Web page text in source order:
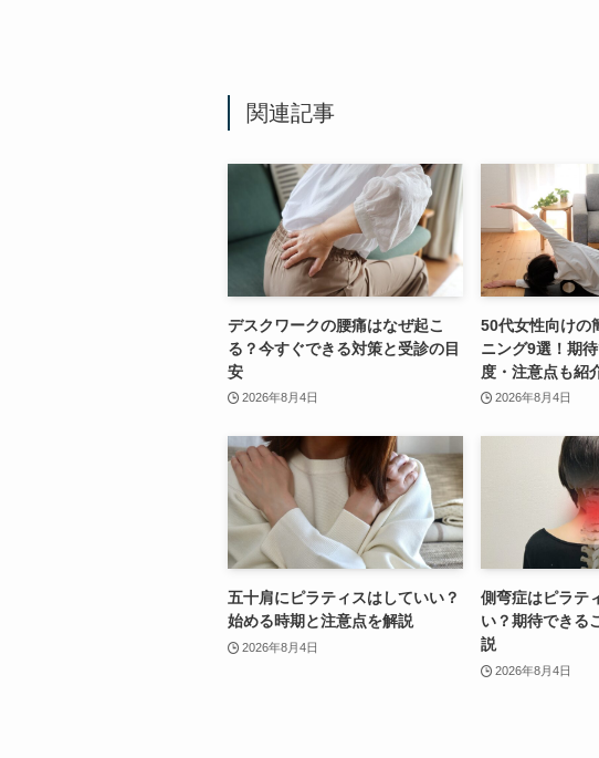
関連記事
デスクワークの腰痛はなぜ起こ
る？今すぐできる対策と受診の目
安
2026年8月4日
50代女性向けの
ニング9選！期
度・注意点も紹
2026年8月4日
五十肩にピラティスはしていい？
始める時期と注意点を解説
2026年8月4日
側弯症はピラテ
い？期待できる
説
2026年8月4日